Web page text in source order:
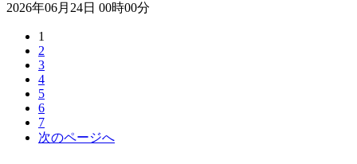
2026年06月24日 00時00分
1
2
3
4
5
6
7
次のページへ